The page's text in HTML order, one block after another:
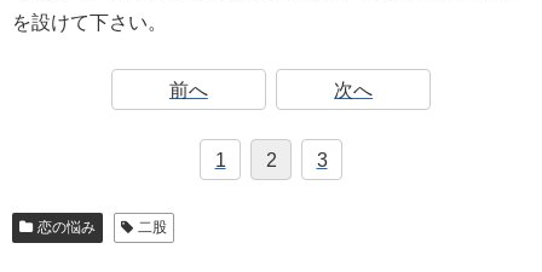
を設けて下さい。
前へ 次へ
1 2 3
恋の悩み 二股